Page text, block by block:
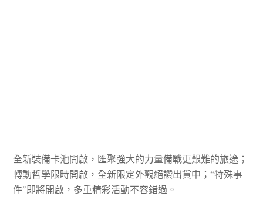
全新裝備卡池開啟，匯聚強大的力量備戰更艱難的旅途；
轉動哲學限時開啟，全新限定外觀絕讚出貨中；“特殊事
件”即將開啟，多重精彩活動不容錯過。